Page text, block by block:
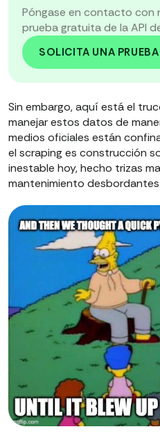
Póngase en contacto con
prueba gratuita de la API
SOLICITA UNA
Sin embargo, aquí está el
manejar estos datos de
medios oficiales están
el scraping es construcción
inestable hoy, hecho trizas
mantenimiento desbordantes.